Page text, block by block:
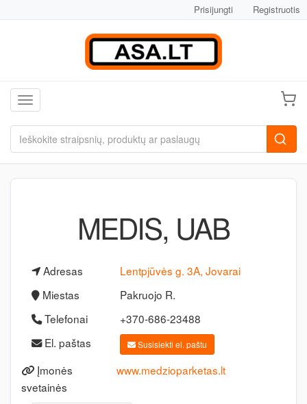
Prisijungti Registruotis
Toggle navigation
MEDIS, UAB
Adresas
Lentpjūvės g. 3A, Jovarai
Miestas
Pakruojo R.
Telefonai
+370-686-23488
El. paštas
Susisiekti el. paštu
Įmonės
svetainės
www.medzioparketas.lt